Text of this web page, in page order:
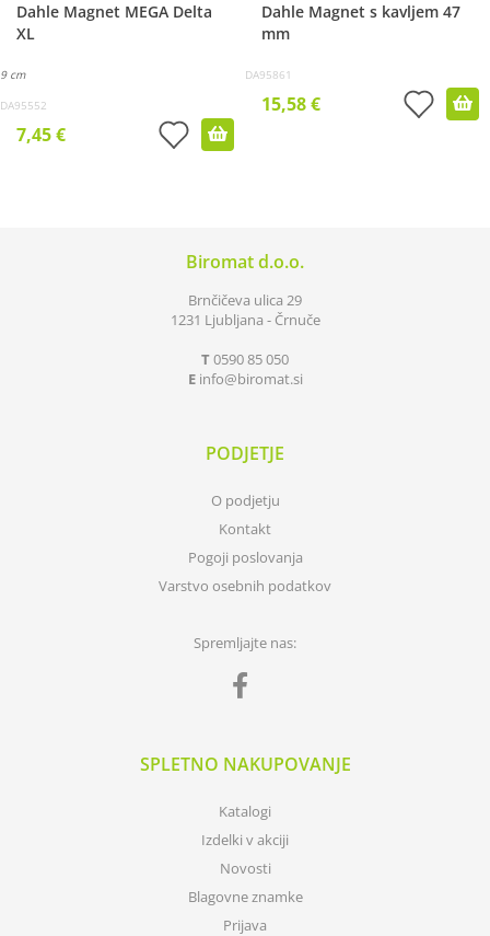
Dahle Magnet MEGA Delta
XL
9 cm
DA95552
7,45 €
Dahle Magnet s kavljem 47
mm
DA95861
15,58 €
Biromat d.o.o.
Brnčičeva ulica 29
1231 Ljubljana - Črnuče
T0590 85 050
E info biromat.si
PODJETJE
O podjetju
Kontakt
Pogoji poslovanja
Varstvo osebnih podatkov
Spremljajte nas:
SPLETNO NAKUPOVANJE
Katalogi
Izdelki v akciji
Novosti
Blagovne znamke
Prijava